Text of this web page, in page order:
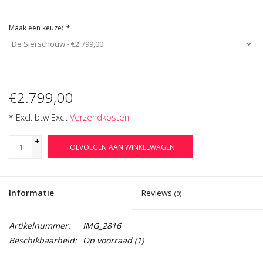
Maak een keuze: *
€2.799,00
* Excl. btw Excl. Verzendkosten
+
-
TOEVOEGEN AAN WINKELWAGEN
Informatie Reviews (0)
Artikelnummer:
IMG_2816
Beschikbaarheid: Op voorraad(1)